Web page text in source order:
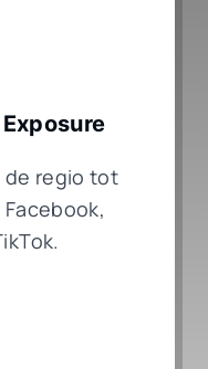
de regio tot